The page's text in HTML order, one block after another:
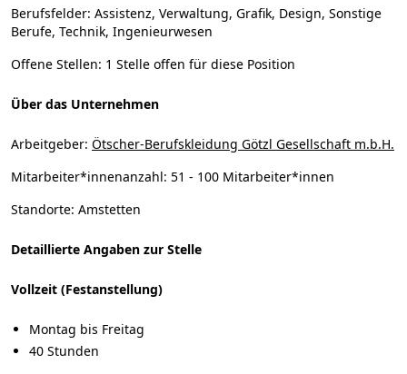
Berufsfelder: Assistenz, Verwaltung, Grafik, Design, Sonstige
Berufe, Technik, Ingenieurwesen
Offene Stellen: 1 Stelle offen für diese Position
Über das Unternehmen
Arbeitgeber: Ötscher-Berufskleidung Götzl Gesellschaft m.b.H.
Mitarbeiter*innenanzahl: 51 - 100 Mitarbeiter*innen
Standorte: Amstetten
Detaillierte Angaben zur Stelle
Vollzeit (Festanstellung)
Montag bis Freitag
40 Stunden